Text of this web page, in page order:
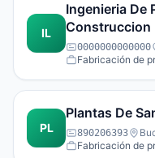
IL
Ingenieria De
Construccion
0000000000000
Fabricación de
PL
Plantas De
890206393
Fabricación de